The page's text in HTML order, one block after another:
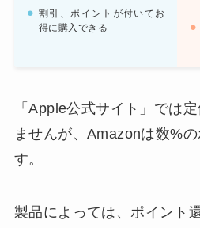
割引、ポイントが付いてお
得に購入できる
「Apple公式サイト」では
ませんが、Amazonは数%
す。
製品によっては、ポイント